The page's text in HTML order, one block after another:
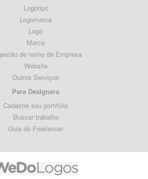
Logotipo
Logomarca
Logo
Marca
de nome de Empresa
Website
Outros Serviços
Para Designers
Cadastre seu portifólio
Buscar trabalho
Guia do Freelancer